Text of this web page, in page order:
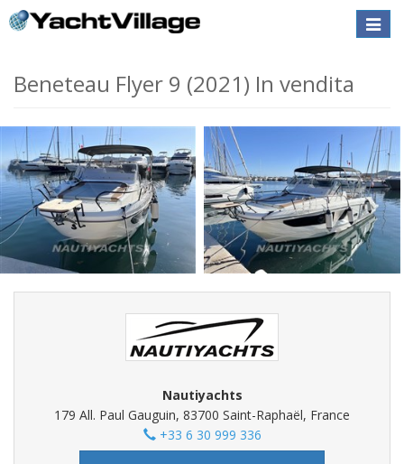
Toggle
Beneteau Flyer 9 (2021) In vendita
Nautiyachts
179 All. Paul Gauguin, 83700 Saint-Raphaël, France
+33 6 30 999 336